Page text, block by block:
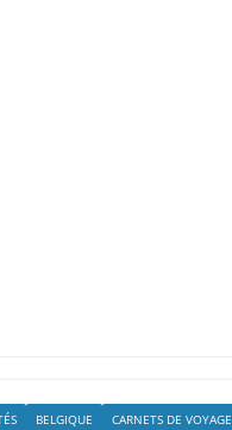
BELGIQUE CARNETS DE VOYAGE